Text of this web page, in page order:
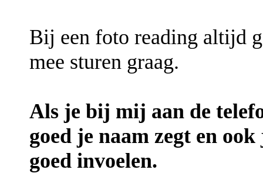
Bij een foto reading altijd
mee sturen graag.
Als je bij mij aan de
goed je naam zegt en
goed invoelen.